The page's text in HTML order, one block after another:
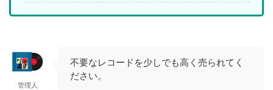
管理人
不要なレコードを少しでも高く売られてく
ださい。